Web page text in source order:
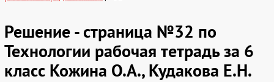
Решение - страница №32 по
Технологии рабочая тетрадь за 6
класс Кожина О.А., Кудакова Е.Н.